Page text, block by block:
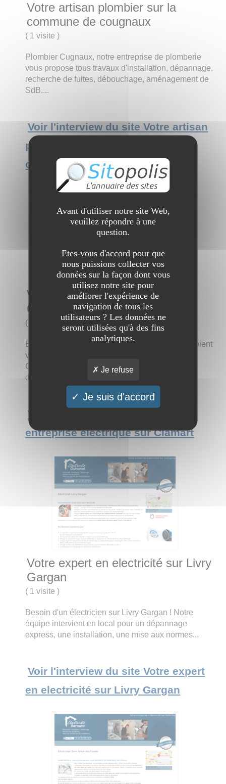
Votre artisan plombier sur la
commune de cougnaux
( 1 visite)
Plombier Cugnaux, notre entreprise de plomberie
vous propose tous travaux d'installation, dépannage,
recherche de fuites, débouchage, aménagement de
SdB....
Voir l'interview du site Votre artisan
plombier sur la commune de
cougnaux
Votre entreprise electrique sur
Clamart
(
Electricien Clamart, contactez nous quels que soient
vos besoins. Nous intervenons en express sur
Clamart et les environs pour tous problèmes
d'électricité.
Voir l'interview du site Votre
entreprise electrique sur Clamart
Votre expert en electricité sur Livry
Gargan
( 1 visite)
Besoin d'un électricien sur Livry Gargan ! Notre
équipe intervient en local pour un dépannage
express, une installation, une mise aux normes...
Voir l'interview du site Votre expert
en electricité sur Livry Gargan
Avant d'utiliser notre site Web,
veuillez répondre à une
question.
Etes-vous d'accord pour que
nous puissions collecter vos
données sur la façon dont vous
utilisez notre site pour
améliorer l'expérience de
navigation de tous les
utilisateurs ? Les données ne
seront utilisées qu'à des fins
analytiques.
Je refuse
Je suis d'accord